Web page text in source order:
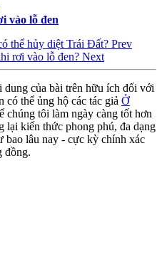
vào lỗ đen
thể hủy diệt Trái Đất? Prev
rơi vào lỗ đen? Next
dung của bài trên hữu ích đối với
có thể ủng hộ các tác giả Ở
chúng tôi làm ngày càng tốt hơn
lại kiến thức phong phú, đa dạng
bao lâu nay - cực kỳ chính xác
đồng.